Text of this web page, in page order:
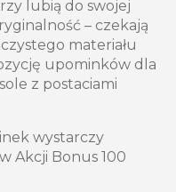
lubią do swojej
– czekają
materiału
upominków dla
z postaciami
wystarczy
Akcji Bonus 100